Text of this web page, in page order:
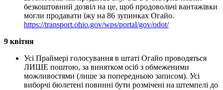
безкоштовний дозвіл на це, щоб продовольчі вантажівки
могли продавати їжу на 86 зупинках Огайо.
https://transport.ohio.gov/wps/portal/gov/odot/
9 квітня
Усі Праймері голосування в штаті Огайо проводяться
ЛИШЕ поштою, за винятком осіб з обмеженими
можливостями (лише за попередньою записом). Усі
виборчі бюлетені повинні бути розмічені на штемпелі до